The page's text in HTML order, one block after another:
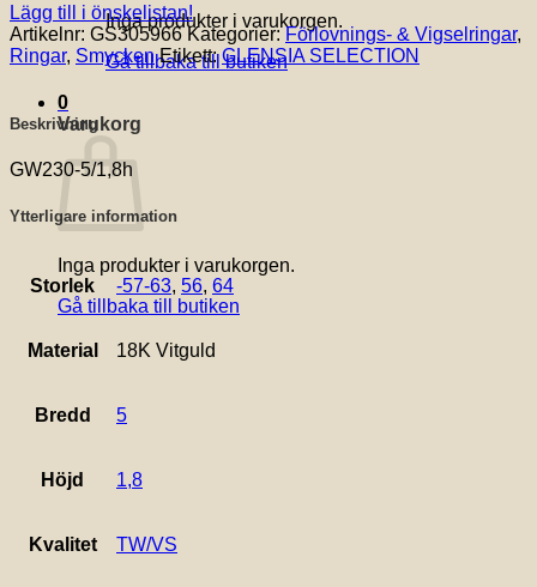
Inga produkter i varukorgen.
Gå tillbaka till butiken
0
Varukorg
Inga produkter i varukorgen.
Gå tillbaka till butiken
Lägg till i önskelistan!
Artikelnr: GS305966 Kategorier:Förlovnings- & Vigselringar,
Ringar, Smycken Etikett:GLENSIA SELECTION
Beskrivning
GW230-5/1,8h
Ytterligare information
Storlek -57-63, 56, 64
Material 18K Vitguld
Bredd 5
Höjd 1,8
Kvalitet TW/VS